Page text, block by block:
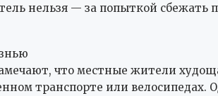
нельзя — за попыткой сбежать
что местные жители
транспорте или велосипедах.